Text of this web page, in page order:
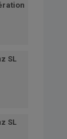
SL
SL